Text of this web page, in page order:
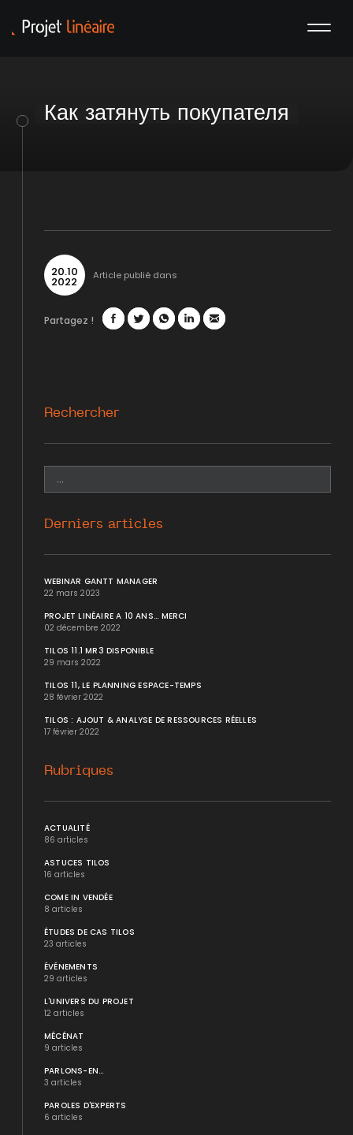
Как затянуть покупателя
20.10
2022 Article publié dans
Partagez !
Rechercher
Derniers articles
WEBINAR GANTT MANAGER
22 mars 2023
PROJET LINÉAIRE A 10 ANS... MERCI
02 décembre 2022
TILOS 11.1 MR3 DISPONIBLE
29 mars 2022
TILOS 11, LE PLANNING ESPACE-TEMPS
28 février 2022
TILOS : AJOUT & ANALYSE DE RESSOURCES RÉELLES
17 février 2022
Rubriques
ACTUALITÉ
86 articles
ASTUCES TILOS
16 articles
COME IN VENDÉE
8 articles
ÉTUDES DE CAS TILOS
23 articles
ÉVÉNEMENTS
29 articles
L'UNIVERS DU PROJET
12 articles
MÉCÉNAT
9 articles
PARLONS-EN...
3 articles
PAROLES D'EXPERTS
6 articles